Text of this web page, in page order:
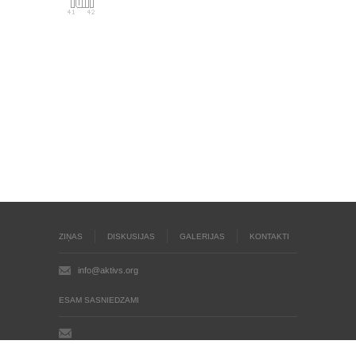
ZIŅAS DISKUSIJAS GALERIJAS KONTAKTI
info@aktivs.org
ESAM SASNIEDZAMI